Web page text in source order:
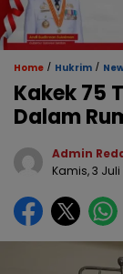
Home / Hukrim /
Kakek 75
Dalam
Admin
Kamis, 3 Juli